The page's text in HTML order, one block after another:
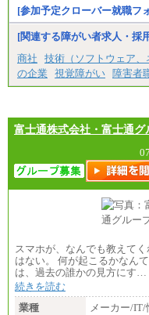
[参加予定クローバー就職フ
[関連する障がい者求人・採
商社
技術（ソフトウェア
の企業
視覚障がい 障害者
富士通株式会社・富士通グ
スマホが、なんでも教えて
はない。 何が起こるかなん
は、過去の誰かの見方にす…
続きを読む
業種
メーカー/IT/